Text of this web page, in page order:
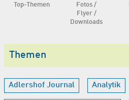
Top-Themen
Fotos /
Flyer /
Downloads
Themen
Adlershof Journal Analytik